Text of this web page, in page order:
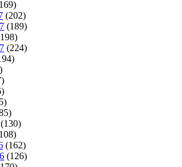
(202)
(189)
(224)
(130)
(162)
(126)